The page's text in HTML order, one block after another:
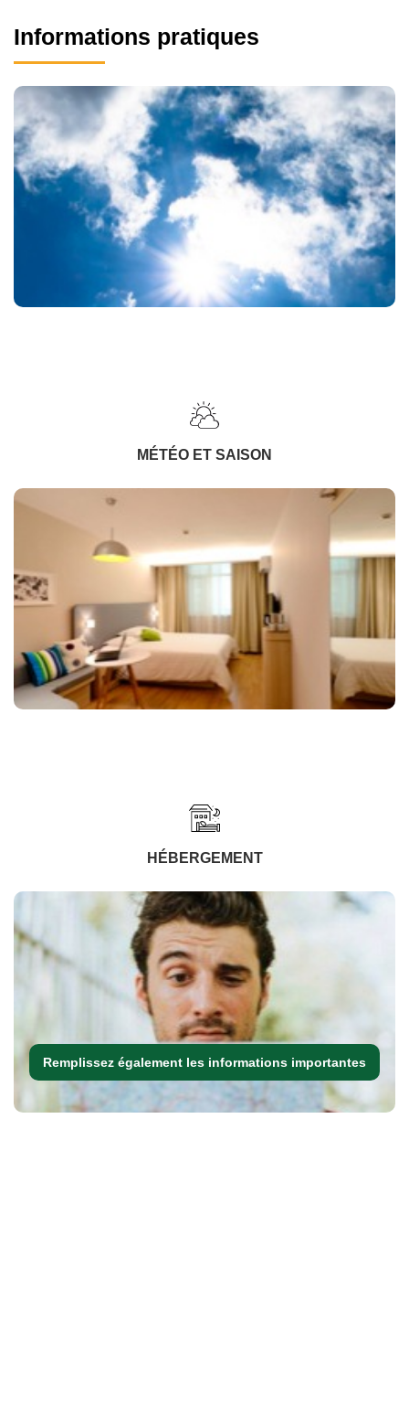
Informations pratiques
MÉTÉO ET SAISON
HÉBERGEMENT
Remplissez également les informations importantes